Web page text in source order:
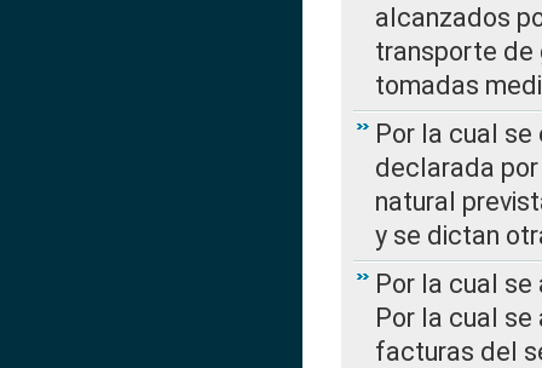
alcanzados
transporte de
tomadas
Por la cual
declarada
natural
y se dictan
Por la cual se
Por la cual
facturas del